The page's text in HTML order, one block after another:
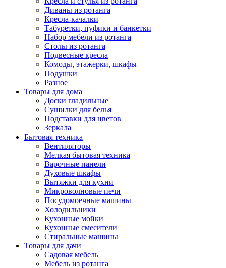
Диваны из ротанга
Кресла-качалки
Табуретки, пуфики и банкетки
Набор мебели из ротанга
Столы из ротанга
Подвесные кресла
Комоды, этажерки, шкафы
Подушки
Разное
Товары для дома
Доски гладильные
Сушилки для белья
Подставки для цветов
Зеркала
Бытовая техника
Вентиляторы
Мелкая бытовая техника
Варочные панели
Духовые шкафы
Вытяжки для кухни
Микроволновые печи
Посудомоечные машины
Холодильники
Кухонные мойки
Кухонные смесители
Стиральные машины
Товары для дачи
Садовая мебель
Мебель из ротанга